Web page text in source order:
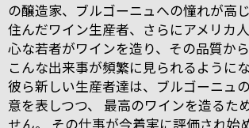
の醸造家、ブルゴーニュへの憧れが高
住んだワイン生産者、さらにアメリカ
心な若者がワインを造り、その品質か
こんな出来事が頻繁に見られるように
彼ら新しい生産者達は、ブルゴーニュ
意を表しつつ、 最高のワインを造るた